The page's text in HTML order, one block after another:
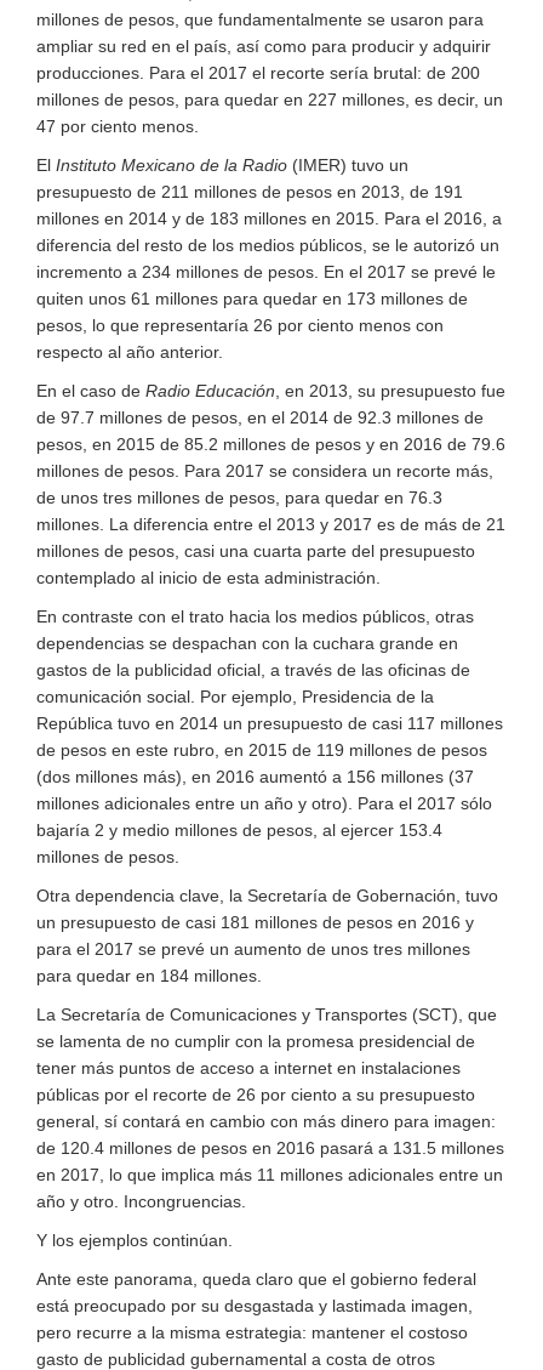
millones de pesos, que fundamentalmente se usaron para
ampliar su red en el país, así como para producir y adquirir
producciones. Para el 2017 el recorte sería brutal: de 200
millones de pesos, para quedar en 227 millones, es decir, un
47 por ciento menos.
El Instituto Mexicano de la Radio (IMER) tuvo un
presupuesto de 211 millones de pesos en 2013, de 191
millones en 2014 y de 183 millones en 2015. Para el 2016, a
diferencia del resto de los medios públicos, se le autorizó un
incremento a 234 millones de pesos. En el 2017 se prevé le
quiten unos 61 millones para quedar en 173 millones de
pesos, lo que representaría 26 por ciento menos con
respecto al año anterior.
En el caso de Radio Educación , en 2013, su presupuesto fue
de 97.7 millones de pesos, en el 2014 de 92.3 millones de
pesos, en 2015 de 85.2 millones de pesos y en 2016 de 79.6
millones de pesos. Para 2017 se considera un recorte más,
de unos tres millones de pesos, para quedar en 76.3
millones. La diferencia entre el 2013 y 2017 es de más de 21
millones de pesos, casi una cuarta parte del presupuesto
contemplado al inicio de esta administración.
En contraste con el trato hacia los medios públicos, otras
dependencias se despachan con la cuchara grande en
gastos de la publicidad oficial, a través de las oficinas de
comunicación social. Por ejemplo, Presidencia de la
República tuvo en 2014 un presupuesto de casi 117 millones
de pesos en este rubro, en 2015 de 119 millones de pesos
(dos millones más), en 2016 aumentó a 156 millones (37
millones adicionales entre un año y otro). Para el 2017 sólo
bajaría 2 y medio millones de pesos, al ejercer 153.4
millones de pesos.
Otra dependencia clave, la Secretaría de Gobernación, tuvo
un presupuesto de casi 181 millones de pesos en 2016 y
para el 2017 se prevé un aumento de unos tres millones
para quedar en 184 millones.
La Secretaría de Comunicaciones y Transportes (SCT), que
se lamenta de no cumplir con la promesa presidencial de
tener más puntos de acceso a internet en instalaciones
públicas por el recorte de 26 por ciento a su presupuesto
general, sí contará en cambio con más dinero para imagen:
de 120.4 millones de pesos en 2016 pasará a 131.5 millones
en 2017, lo que implica más 11 millones adicionales entre un
año y otro. Incongruencias.
Y los ejemplos continúan.
Ante este panorama, queda claro que el gobierno federal
está preocupado por su desgastada y lastimada imagen,
pero recurre a la misma estrategia: mantener el costoso
gasto de publicidad gubernamental a costa de otros